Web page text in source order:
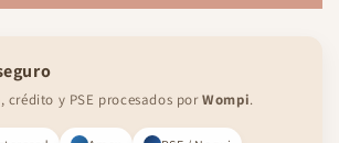
crédito y PSE procesados porWompi.